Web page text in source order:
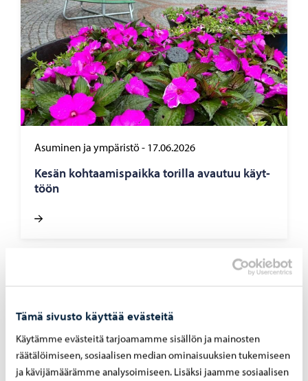
Tämä sivusto käyttää evästeitä
Käytämme evästeitä tarjoamamme sisällön ja mainosten
räätälöimiseen, sosiaalisen median ominaisuuksien tukemiseen
ja kävijämäärämme analysoimiseen. Lisäksi jaamme sosiaalisen
Asuminen ja ympäristö- 17.06.2026
Kesän koh­taa­mis­paik­ka to­ril­la avau­tuu käyt­
töön